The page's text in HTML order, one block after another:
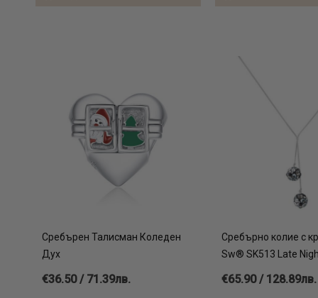
Сребърен Талисман Коледен
Дух
€36.50 / 71.39лв.
Сребърно колие с
Sw® SK513 Late
€65.90 / 128.89лв.